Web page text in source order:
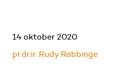
14 oktober 2020
pr.dr.ir. Rudy Rabbinge